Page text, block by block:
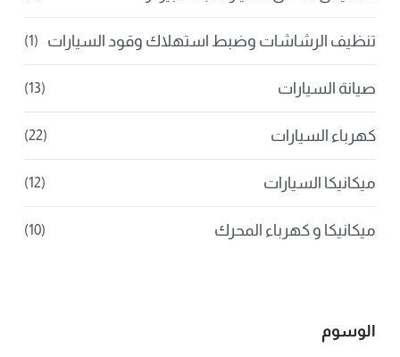
تنظيف الرشاشات وضبط استهلاك وقود السيارات (1)
صيانة السيارات (13)
كهرباء السيارات (22)
ميكانيكا السيارات (12)
ميكانيكا و كهرباء المحرك (10)
الوسوم